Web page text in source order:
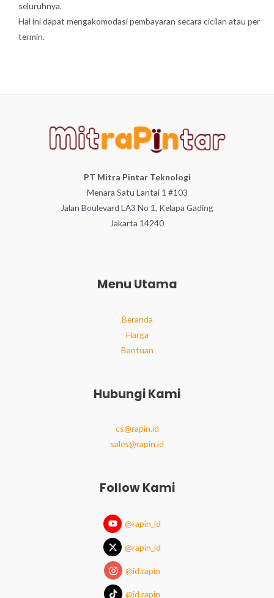
seluruhnya.
Hal ini dapat mengakomodasi pembayaran secara cicilan atau per
termin.
PT Mitra Pintar Teknologi
Menara Satu Lantai 1 #103
Jalan Boulevard LA3 No 1, Kelapa Gading
Jakarta 14240
Menu Utama
Beranda
Harga
Bantuan
Hubungi Kami
cs@rapin.id
sales@rapin.id
Follow Kami
@rapin_id
@rapin_id
@id.rapin
@id.rapin